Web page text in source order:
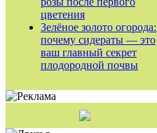
цветения
Зелёное золото огорода:
почему сидераты — это
ваш главный секрет
плодородной почвы